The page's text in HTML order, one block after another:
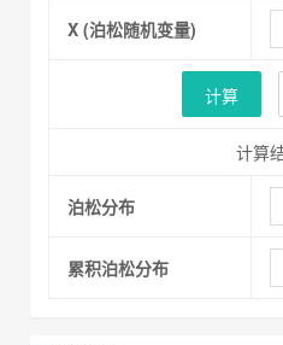
X (泊松随机变量)
计算
计算
泊松分布
累积泊松分布